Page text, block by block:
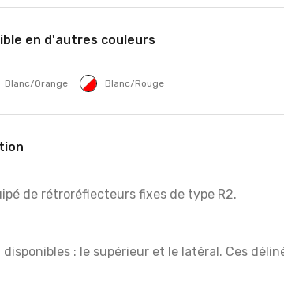
en d'autres couleurs
Blanc/Orange Blanc/Rouge
de rétroréflecteurs fixes de type R2.
disponibles : le supérieur et le latéral. Ces